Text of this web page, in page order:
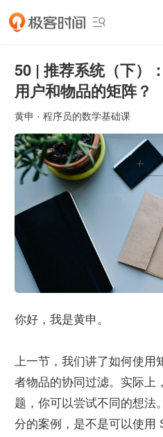

50 | 推荐系统（下）
用户和物品的矩阵？
黄申 · 程序员的数学基础课
你好，我是黄申。
上一节，我们讲了如何使
者物品的协同过滤。实际上
题，你可以尝试不同的想法
分的案例，是不是可以使用